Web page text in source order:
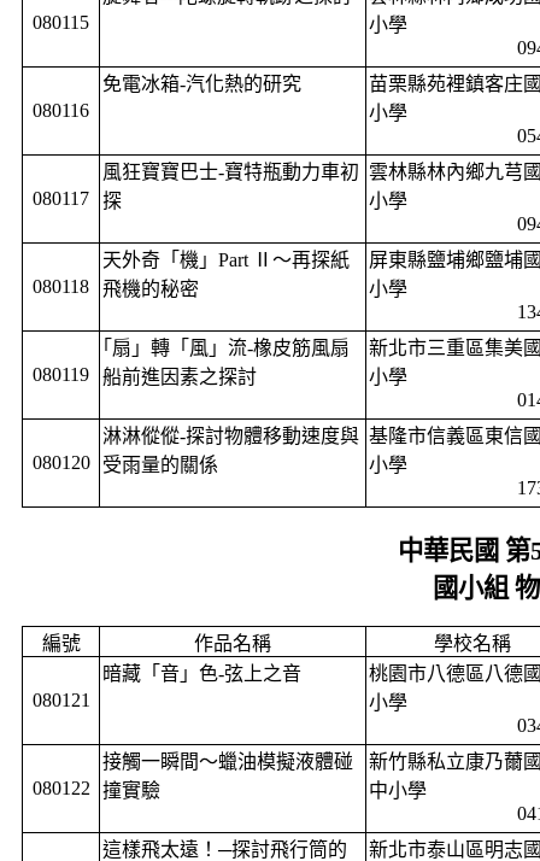
080115
小學
080116
免電冰箱-汽化熱的研究
苗栗縣苑裡鎮客庄
小學
080117
風狂寶寶巴士-寶特瓶動力車初
探
雲林縣林內鄉九芎
小學
080118
天外奇「機」 Part
Ⅱ～再探紙
飛機的秘密
屏東縣鹽埔鄉鹽埔
小學
080119
｢扇」轉「風」流-橡皮筋風扇
船前進因素之探討
新北市三重區集美
小學
080120
淋淋傱傱-探討物體移動速度與
受雨量的關係
基隆市信義區東信
小學
中華民國 第
國小組
編號 作品名稱 學校名稱
080121
暗藏「音」色-弦上之音
桃園市八德區八德
小學
080122
接觸一瞬間〜蠟油模擬液體碰
撞實驗
新竹縣私立康乃薾
中小學
這樣飛太遠！─探討飛行筒的
新北市泰山區明志